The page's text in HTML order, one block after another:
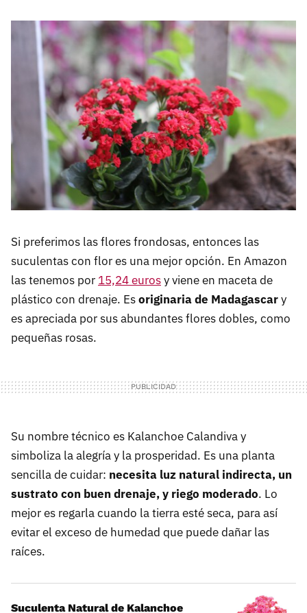
Si preferimos las flores frondosas, entonces las
suculentas con flor es una mejor opción. En Amazon
las tenemos por 15,24 eurosy viene en maceta de
plástico con drenaje. Esoriginaria de Madagascary
es apreciada por sus abundantes flores dobles, como
pequeñas rosas.
Su nombre técnico es Kalanchoe Calandiva y
simboliza la alegría y la prosperidad. Es una planta
sencilla de cuidar: necesita luz natural indirecta, un
sustrato con buen drenaje, y riego moderado. Lo
mejor es regarla cuando la tierra esté seca, para así
evitar el exceso de humedad que puede dañar las
raíces.
Suculenta Natural de Kalanchoe